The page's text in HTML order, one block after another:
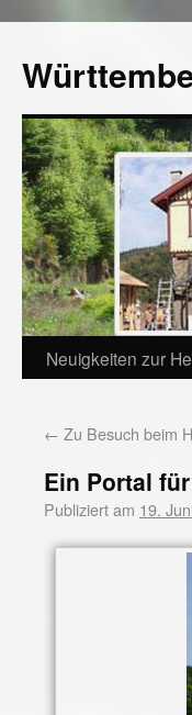
Neuigkeiten zur
← Zu Besuch beim
Ein Portal
Publiziert am 19.